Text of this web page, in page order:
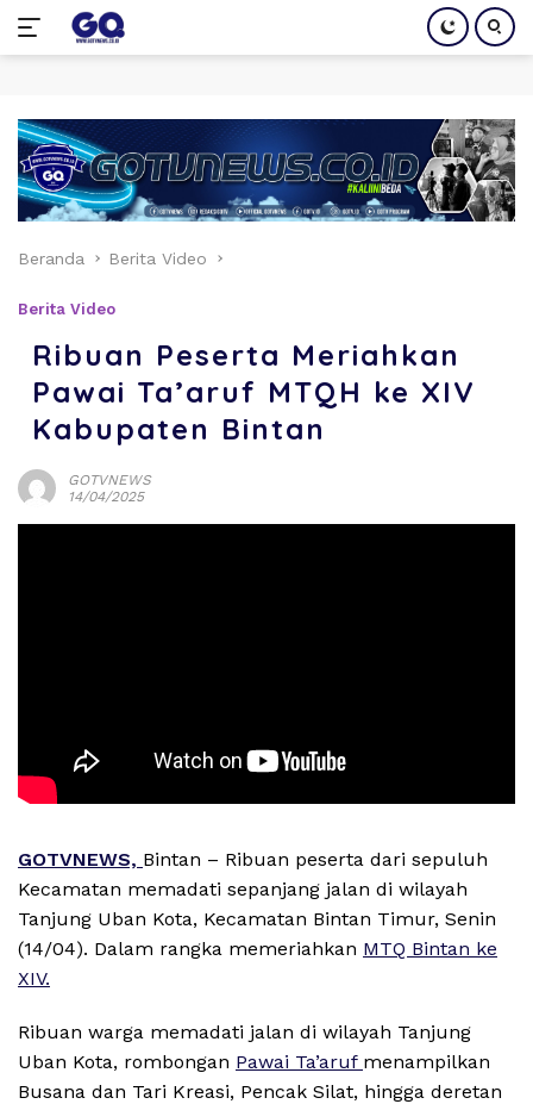
konten
Beranda Berita Video
Berita Video
Ribuan Peserta Meriahkan
Pawai Ta’aruf MTQH ke XIV
Kabupaten Bintan
GOTVNEWS
14/04/2025
GOTVNEWS, Bintan – Ribuan peserta dari sepuluh
Kecamatan memadati sepanjang jalan di wilayah
Tanjung Uban Kota, Kecamatan Bintan Timur, Senin
(14/04). Dalam rangka memeriahkan MTQ Bintan ke
XIV.
Ribuan warga memadati jalan di wilayah Tanjung
Uban Kota, rombongan Pawai Ta’aruf menampilkan
Busana dan Tari Kreasi, Pencak Silat, hingga deretan